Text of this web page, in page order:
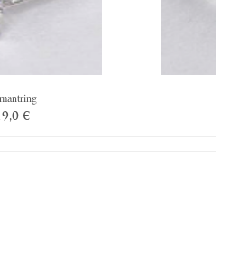
€